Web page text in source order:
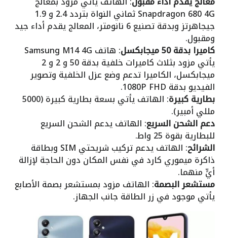
Snapdragon 680 4G ثماني النواة بتردد 2.4 و 1.9
جيجاهرتز وبدقة تصنيع 6 نانومتر، المعالج يقدم أداء جيد
ومقبول.
كاميرا بدقة 50 ميجابكسل : هاتف Samsung M14 4G
يأتي مزود بثلاث كاميرات خلفية بدقة 50 و 2 و 2
ميجابكسل، الكاميرا تدعم وضع عزل الخلفية وتصوير
الفيديو بدقة 1080P FHD.
بطارية كبيرة : الهاتف يأتي بسعة بطارية كبيرة (5000
مللي أمبير).
دعم الشحن السريع: الهاتف يدعم الشحن السريع
للبطارية بقوة 25 واط.
الشرائح : الهاتف يدعم تركيب شريحتي SIM وبطاقة
ذاكرة ميموري كارد في نفس المكان دون الحاجة لإزالة
أيٍّ منهما.
مستشعر البصمة: الهاتف مزود بمستشعر بصمة الأصابع
يأتي موجود في زر الطاقة جانب الجهاز.